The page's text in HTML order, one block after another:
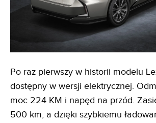
Po raz pierwszy w historii modelu
dostępny w wersji elektrycznej.
moc 224 KM i napęd na przód.
500 km, a dzięki szybkiemu